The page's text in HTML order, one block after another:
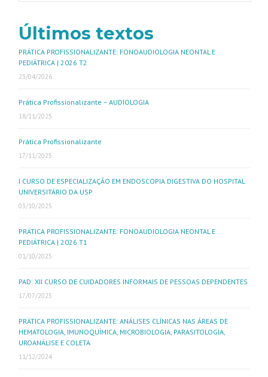
Últimos textos
PRÁTICA PROFISSIONALIZANTE: FONOAUDIOLOGIA NEONTAL E
PEDIÁTRICA | 2026 T2
23/04/2026
Prática Profissionalizante – AUDIOLOGIA
18/11/2025
Prática Profissionalizante
17/11/2025
I CURSO DE ESPECIALIZAÇÃO EM ENDOSCOPIA DIGESTIVA DO HOSPITAL
UNIVERSITÁRIO DA USP
03/10/2025
PRÁTICA PROFISSIONALIZANTE: FONOAUDIOLOGIA NEONTAL E
PEDIÁTRICA | 2026 T1
01/10/2025
PAD: XII CURSO DE CUIDADORES INFORMAIS DE PESSOAS DEPENDENTES
17/07/2025
PRÁTICA PROFISSIONALIZANTE: ANÁLISES CLÍNICAS NAS ÁREAS DE
HEMATOLOGIA, IMUNOQUÍMICA, MICROBIOLOGIA, PARASITOLOGIA,
UROANÁLISE E COLETA
11/12/2024